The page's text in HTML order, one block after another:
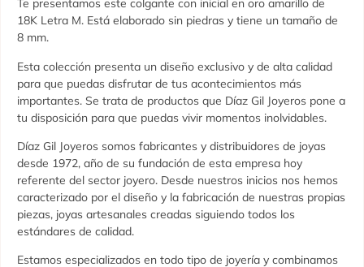
Te presentamos este colgante con inicial en oro amarillo de
18K Letra M. Está elaborado sin piedras y tiene un tamaño de
8 mm.
Esta colección presenta un diseño exclusivo y de alta calidad
para que puedas disfrutar de tus acontecimientos más
importantes. Se trata de productos que Díaz Gil Joyeros pone a
tu disposición para que puedas vivir momentos inolvidables.
Díaz Gil Joyeros somos fabricantes y distribuidores de joyas
desde 1972, año de su fundación de esta empresa hoy
referente del sector joyero. Desde nuestros inicios nos hemos
caracterizado por el diseño y la fabricación de nuestras propias
piezas, joyas artesanales creadas siguiendo todos los
estándares de calidad.
Estamos especializados en todo tipo de joyería y combinamos